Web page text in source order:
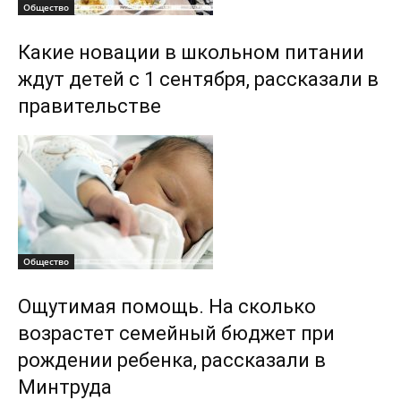
Общество
Какие новации в школьном питании
ждут детей с 1 сентября, рассказали в
правительстве
Общество
Ощутимая помощь. На сколько
возрастет семейный бюджет при
рождении ребенка, рассказали в
Минтруда